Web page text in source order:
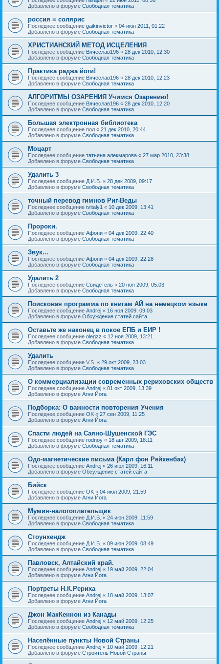
Добавлено в форуме Свободная тематика
россия = солярис
Последнее сообщение gaikinvictor « 04 июн 2011, 01:22
Добавлено в форуме Свободная тематика
ХРИСТИАНСКИЙ МЕТОД ИСЦЕЛЕНИЯ
Последнее сообщение Вячеслав196 « 28 дек 2010, 12:30
Добавлено в форуме Свободная тематика
Практика раджа йоги!
Последнее сообщение Вячеслав196 « 28 дек 2010, 12:23
Добавлено в форуме Свободная тематика
АЛГОРИТМЫ ОЗАРЕНИЯ Учимся Озарению!
Последнее сообщение Вячеслав196 « 28 дек 2010, 12:20
Добавлено в форуме Свободная тематика
Большая электронная библиотека
Последнее сообщение пол « 21 дек 2010, 20:44
Добавлено в форуме Свободная тематика
Моцарт
Последнее сообщение татьяна алекмарова « 27 мар 2010, 23:38
Добавлено в форуме Свободная тематика
Удалить 3
Последнее сообщение Д.И.В. « 28 дек 2009, 09:17
Добавлено в форуме Свободная тематика
точный перевод гимнов Риг-Веды
Последнее сообщение tvitaly1 « 10 дек 2009, 13:41
Добавлено в форуме Свободная тематика
Пророки.
Последнее сообщение Афони « 04 дек 2009, 22:40
Добавлено в форуме Свободная тематика
Звук...
Последнее сообщение Афони « 04 дек 2009, 22:28
Добавлено в форуме Свободная тематика
Удалить 2
Последнее сообщение Свидетель « 20 ноя 2009, 05:03
Добавлено в форуме Свободная тематика
Поисковая программа по книгам АЙ на немецком языке
Последнее сообщение Andrej « 16 ноя 2009, 09:03
Добавлено в форуме Обсуждение статей сайта
Оставьте же наконец в покое ЕПБ и ЕИР !
Последнее сообщение olegzz « 12 ноя 2009, 13:21
Добавлено в форуме Свободная тематика
Удалить
Последнее сообщение V.S. « 29 окт 2009, 23:03
Добавлено в форуме Свободная тематика
О коммерциализации современных рериховских обществ
Последнее сообщение Andrej « 01 окт 2009, 13:39
Добавлено в форуме Агни Йога
Подборка: О важности повторения Учения
Последнее сообщение OK « 27 сен 2009, 11:25
Добавлено в форуме Агни Йога
Спасти людей на Саяно-Шушенской ГЭС
Последнее сообщение rodnoy « 18 авг 2009, 18:11
Добавлено в форуме Свободная тематика
Одо-магнетические письма (Карл фон Рейхенбах)
Последнее сообщение Andrej « 26 июл 2009, 16:11
Добавлено в форуме Обсуждение статей сайта
Бийск
Последнее сообщение OK « 04 июл 2009, 21:59
Добавлено в форуме Агни Йога
Мумия-налогоплательщик
Последнее сообщение Д.И.В. « 24 июн 2009, 11:59
Добавлено в форуме Свободная тематика
Стоунхендж
Последнее сообщение Д.И.В. « 09 июн 2009, 08:49
Добавлено в форуме Свободная тематика
Павловск, Алтайский край.
Последнее сообщение Andrej « 19 май 2009, 22:04
Добавлено в форуме Агни Йога
Портреты Н.К.Рериха
Последнее сообщение Andrej « 18 май 2009, 13:07
Добавлено в форуме Агни Йога
Джон МакКеннон из Канады
Последнее сообщение Andrej « 12 май 2009, 12:25
Добавлено в форуме Свободная тематика
Населённые пункты Новой Страны
Последнее сообщение Andrej « 10 май 2009, 12:21
Добавлено в форуме Строитель Новой Страны